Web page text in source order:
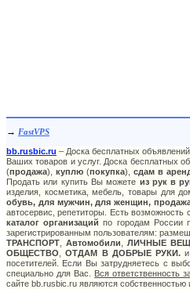
→ FastVPS
bb.rusbic.ru – Доска бесплатных
Ваших товаров и услуг. Доска бесплатных
(продажа), куплю (покупка), сдам в
Продать или купить Вы можете из рук в
изделия, косметика, мебель, товары для
обувь, для мужчин, для женщин,
автосервис, репетиторы. Есть возможность
каталог организаций по городам России
зарегистрированным пользователям:
ТРАНСПОРТ
Автомобили ЛИЧНЫЕ
ОБЩЕСТВО ,ОТДАМ В ДОБРЫЕ РУКИ.
посетителей. Если Вы затрудняетесь с
специально для Вас. Вся ответственность
сайте bb.rusbic.ru являются собственностью